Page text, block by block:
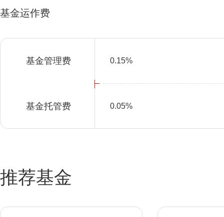
基金运作费
基金管理费 0.15%
基金托管费 0.05%
推荐基金